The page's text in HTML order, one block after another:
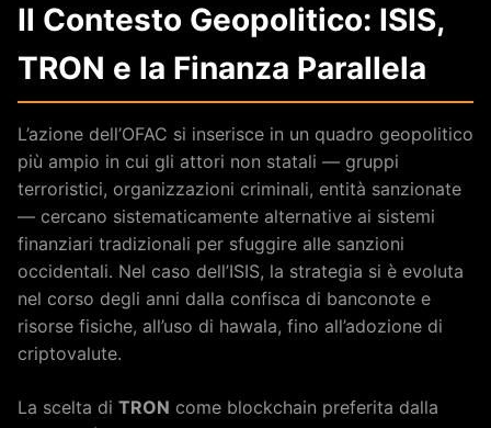
Il Contesto Geopolitico: ISIS,
TRON e la Finanza Parallela
L’azione dell’OFAC si inserisce in un quadro geopolitico
più ampio in cui gli attori non statali — gruppi
terroristici, organizzazioni criminali, entità sanzionate
— cercano sistematicamente alternative ai sistemi
finanziari tradizionali per sfuggire alle sanzioni
occidentali. Nel caso dell’ISIS, la strategia si è evoluta
nel corso degli anni dalla confisca di banconote e
risorse fisiche, all’uso di hawala, fino all’adozione di
criptovalute.
La scelta di TRON come blockchain preferita dalla